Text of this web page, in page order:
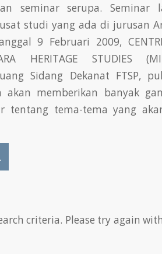
seminar serupa.
studi yang ada di jurusan
9 Februari 2009,
HERITAGE STUDIES
Sidang Dekanat FTSP,
memberikan banyak
tentang tema-tema yang
criteria. Please try again